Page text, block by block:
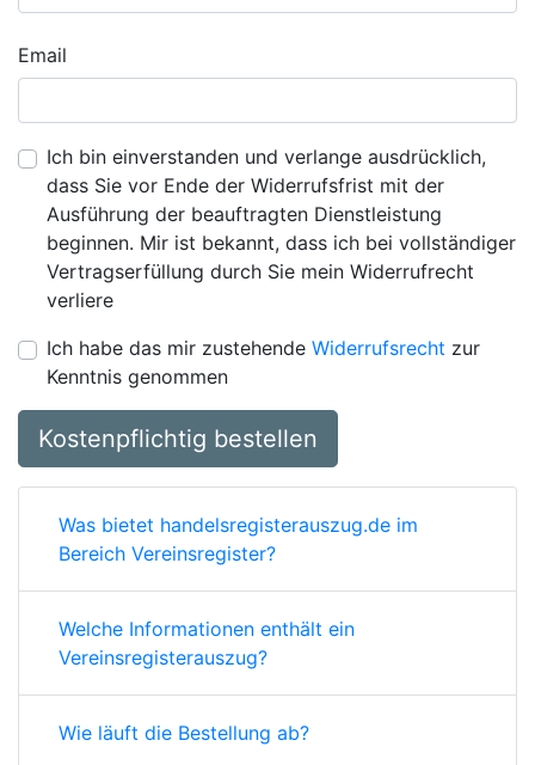
Email
Ich bin einverstanden und verlange ausdrücklich,
dass Sie vor Ende der Widerrufsfrist mit der
Ausführung der beauftragten Dienstleistung
beginnen. Mir ist bekannt, dass ich bei vollständiger
Vertragserfüllung durch Sie mein Widerrufrecht
verliere
Ich habe das mir zustehende Widerrufsrecht zur
Kenntnis genommen
Kostenpflichtig bestellen
Was bietet handelsregisterauszug.de im
Bereich Vereinsregister?
Welche Informationen enthält ein
Vereinsregisterauszug?
Wie läuft die Bestellung ab?